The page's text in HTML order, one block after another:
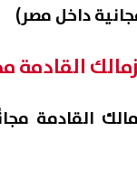
القادمة
القادمة